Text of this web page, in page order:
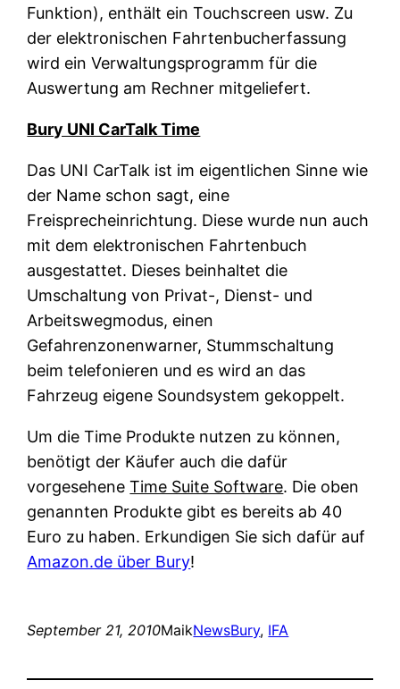
Funktion), enthält ein Touchscreen usw. Zu
der elektronischen Fahrtenbucherfassung
wird ein Verwaltungsprogramm für die
Auswertung am Rechner mitgeliefert.
Bury UNI CarTalk Time
Das UNI CarTalk ist im eigentlichen Sinne wie
der Name schon sagt, eine
Freisprecheinrichtung. Diese wurde nun auch
mit dem elektronischen Fahrtenbuch
ausgestattet. Dieses beinhaltet die
Umschaltung von Privat-, Dienst- und
Arbeitswegmodus, einen
Gefahrenzonenwarner, Stummschaltung
beim telefonieren und es wird an das
Fahrzeug eigene Soundsystem gekoppelt.
Um die Time Produkte nutzen zu können,
benötigt der Käufer auch die dafür
vorgeseheneTime Suite Software. Die oben
genannten Produkte gibt es bereits ab 40
Euro zu haben. Erkundigen Sie sich dafür auf
Amazon.de über Bury!
September 21, 2010MaikNewsBury, IFA